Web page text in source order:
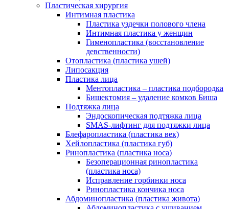
Пластическая хирургия
Интимная пластика
Пластика уздечки полового члена
Интимная пластика у женщин
Гименопластика (восстановление
девственности)
Отопластика (пластика ушей)
Липосакция
Пластика лица
Ментопластика – пластика подбородка
Бишектомия – удаление комков Биша
Подтяжка лица
Эндоскопическая подтяжка лица
SMAS-лифтинг для подтяжки лица
Блефаропластика (пластика век)
Хейлопластика (пластика губ)
Ринопластика (пластика носа)
Безоперационная ринопластика
(пластика носа)
Исправление горбинки носа
Ринопластика кончика носа
Абдоминопластика (пластика живота)